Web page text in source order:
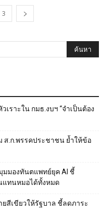
3
เราะใน กมธ.งบฯ “จำเป็นต้อง
ส.ก.พรรคประชาชน ย้ำให้ข้อ
มมองทันตแพทย์ยุค AI ชี้
แทนหมอได้ทั้งหมด
สีเขียวให้รัฐบาล ชี้ลดภาระ